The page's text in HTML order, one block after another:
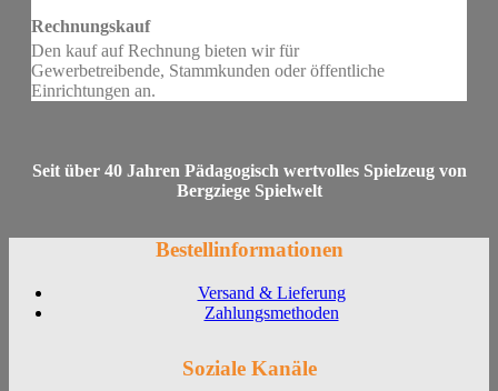
Rechnungskauf
Den kauf auf Rechnung bieten wir für
Gewerbetreibende, Stammkunden oder öffentliche
Einrichtungen an.
Seit über 40 Jahren Pädagogisch wertvolles Spielzeug von
Bergziege Spielwelt
Bestellinformationen
Versand & Lieferung
Zahlungsmethoden
Soziale Kanäle